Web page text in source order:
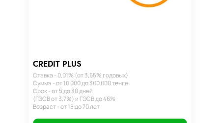
CREDIT PLUS
Ставка - 0,01% (от 3,65% годовых)
Сумма - от 10 000 до 300 000 тенге
Срок - от 5 до 30 дней
(ГЭСВ от 3,7%) и ГЭСВ до 46%
Возраст - от 18 до 70 лет